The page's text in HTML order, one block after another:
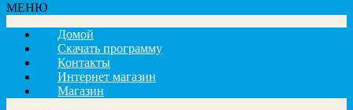
МЕНЮ
Домой
Скачать программу
Контакты
Интернет магазин
Магазин